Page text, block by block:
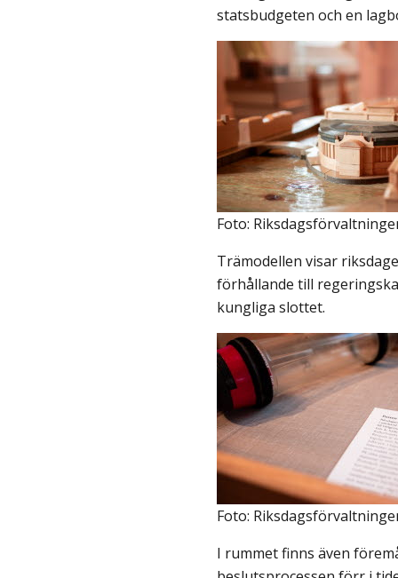
statsbudgeten och en
Foto:
Trämodellen visar
förhållande till
kungliga slottet.
Foto:
I rummet finns även